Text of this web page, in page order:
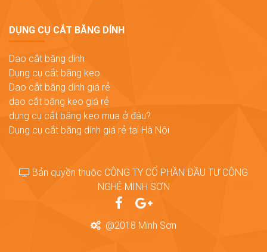
DỤNG CỤ CẮT BĂNG DÍNH
Dao cắt băng dính
Dụng cụ cắt băng keo
Dao cắt băng dính giá rẻ
dao cắt băng keo giá rẻ
dụng cụ cắt băng keo mua ở đâu?
Dụng cụ cắt băng dính giá rẻ tại Hà Nội
Bản quyền thuộc CÔNG TY CỔ PHẦN ĐẦU TƯ CÔNG
NGHỆ MINH SƠN
@2018 Minh Sơn